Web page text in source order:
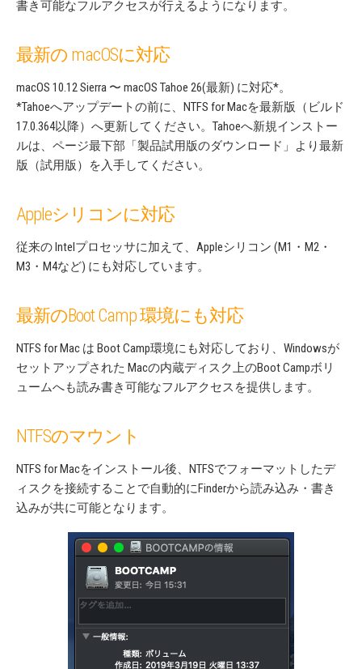
書き可能なフルアクセスが行えるようになります。
最新の macOSに対応
macOS 10.12 Sierra 〜 macOS Tahoe 26(最新) に対応*。
*Tahoeへアップデートの前に、NTFS for Macを最新版（ビルド
17.0.364以降）へ更新してください。Tahoeへ新規インストー
ルは、ページ最下部「製品試用版のダウンロード」より最新
版（試用版）を入手してください。
Appleシリコンに対応
従来の Intelプロセッサに加えて、Appleシリコン (M1・M2・
M3・M4など) にも対応しています。
最新のBoot Camp 環境にも対応
NTFS for Mac は Boot Camp環境にも対応しており、Windowsが
セットアップされた Macの内蔵ディスク上のBoot Campボリ
ュームへも読み書き可能なフルアクセスを提供します。
NTFSのマウント
NTFS for Macをインストール後、NTFSでフォーマットしたデ
ィスクを接続することで自動的にFinderから読み込み・書き
込みが共に可能となります。